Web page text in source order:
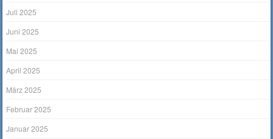
Juli 2025
Juni 2025
Mai 2025
April 2025
März 2025
Februar 2025
Januar 2025